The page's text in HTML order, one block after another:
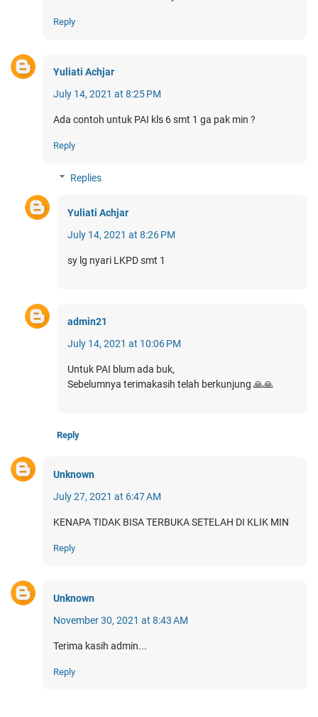
Reply
Yuliati Achjar
July 14, 2021 at 8:25 PM
Ada contoh untuk PAI kls 6 smt 1 ga pak min ?
Reply
Replies
Yuliati Achjar
July 14, 2021 at 8:26 PM
sy lg nyari LKPD smt 1
admin21
July 14, 2021 at 10:06 PM
Untuk PAI blum ada buk,
Sebelumnya terimakasih telah berkunjung 🙏🙏
Reply
Unknown
July 27, 2021 at 6:47 AM
KENAPA TIDAK BISA TERBUKA SETELAH DI KLIK MIN
Reply
Unknown
November 30, 2021 at 8:43 AM
Terima kasih admin...
Reply